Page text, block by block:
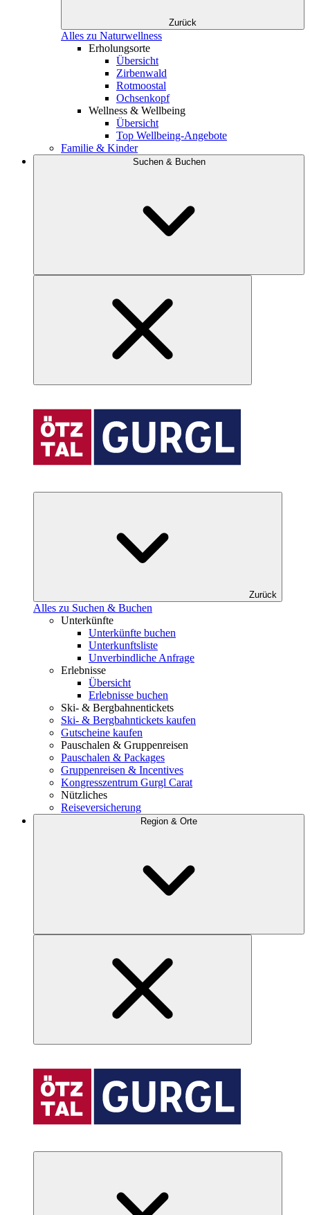
Zurück
Alles zu Naturwellness
Erholungsorte
Übersicht
Zirbenwald
Rotmoostal
Ochsenkopf
Wellness & Wellbeing
Übersicht
Top Wellbeing-Angebote
Familie & Kinder
Suchen & Buchen
Zurück
Alles zu Suchen & Buchen
Unterkünfte
Unterkünfte buchen
Unterkunftsliste
Unverbindliche Anfrage
Erlebnisse
Übersicht
Erlebnisse buchen
Ski- & Bergbahnentickets
Ski- & Bergbahntickets kaufen
Gutscheine kaufen
Pauschalen & Gruppenreisen
Pauschalen & Packages
Gruppenreisen & Incentives
Kongresszentrum Gurgl Carat
Nützliches
Reiseversicherung
Region & Orte